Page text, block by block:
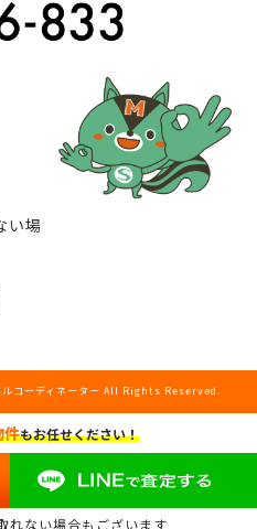
件もお任せください！
れない場合もございます
い場
コーディネーター All Rights Reserved.